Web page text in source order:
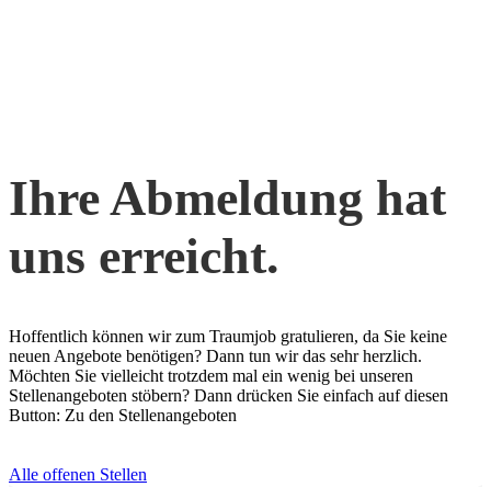
Ihre Abmeldung hat
uns erreicht.
Hoffentlich können wir zum Traumjob gratulieren, da Sie keine
neuen Angebote benötigen? Dann tun wir das sehr herzlich.
Möchten Sie vielleicht trotzdem mal ein wenig bei unseren
Stellenangeboten stöbern? Dann drücken Sie einfach auf diesen
Button: Zu den Stellenangeboten
Alle offenen Stellen